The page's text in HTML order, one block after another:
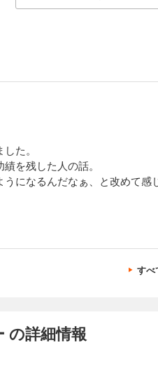
た。
を残した人の話。
になるんだなぁ、と改めて感
すべ
の詳細情報